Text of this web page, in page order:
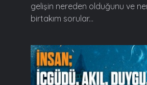
gelişin nereden olduğunu ve
birtakım sorular...